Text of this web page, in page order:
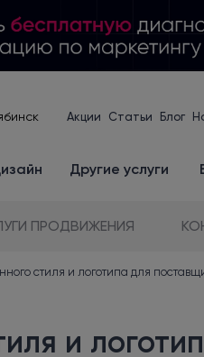
Акции Статьи Блог
Другие услуги
ПРОДВИЖЕНИЯ
стиля и логотипа для
и